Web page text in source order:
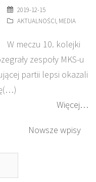
2019-12-15
AKTUALNOŚCI, MEDIA
W meczu 10. kolejki
zespoły MKS-u
partii lepsi okazali
Więcej…
Nowsze wpisy